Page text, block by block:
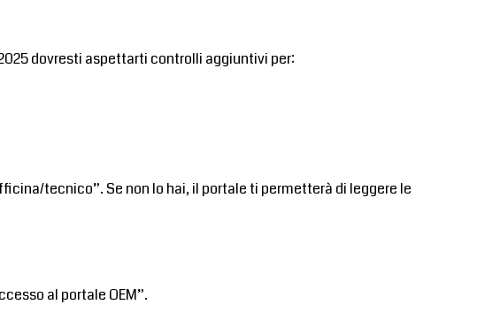
dovresti aspettarti controlli aggiuntivi per:
tecnico”. Se non lo hai, il portale ti permetterà di leggere le
al portale OEM”.